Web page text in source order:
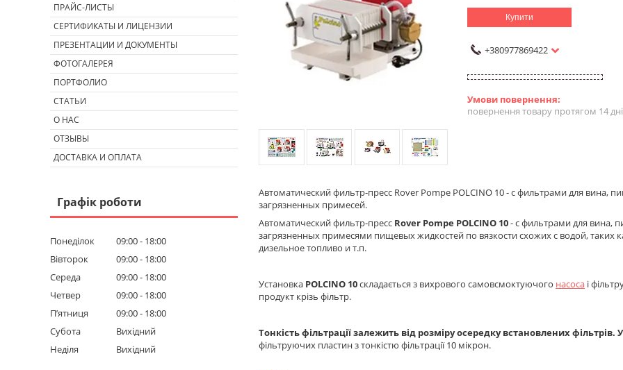
Купити
+380977869422
повернення товару протягом 14
Автоматический фильтр-пресс Rover Pompe POLCINO 10 - с фильтрами для вина,
загрязненных примесей.
Автоматический фильтр-пресс Rover Pompe POLCINO 10- с фильтрами для вина,
загрязненных примесями пищевых жидкостей по вязкости схожих с водой,
дизельное топливо и т.п.
Установка POLCINO 10складається з вихрового самовсмоктуючого насоса і
продукт крізь фільтр.
Тонкість фільтрації залежить від розміру осередку встановлених фільтрів.
фільтруючих пластин з тонкістю фільтрації 10 мікрон.
ПРАЙС-ЛИСТЫ
СЕРТИФИКАТЫ И ЛИЦЕНЗИИ
ПРЕЗЕНТАЦИИ И ДОКУМЕНТЫ
ФОТОГАЛЕРЕЯ
ПОРТФОЛИО
СТАТЬИ
О НАС
ОТЗЫВЫ
ДОСТАВКА И ОПЛАТА
Графік роботи
Понеділок 09:00
18:00
Вівторок
09:00
18:00
Середа
09:00
18:00
Четвер
09:00
18:00
Пʼятниця
09:00
18:00
Субота
Вихідний
Неділя
Вихідний